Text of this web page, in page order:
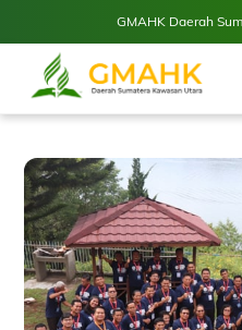
GMAHK Daerah
content